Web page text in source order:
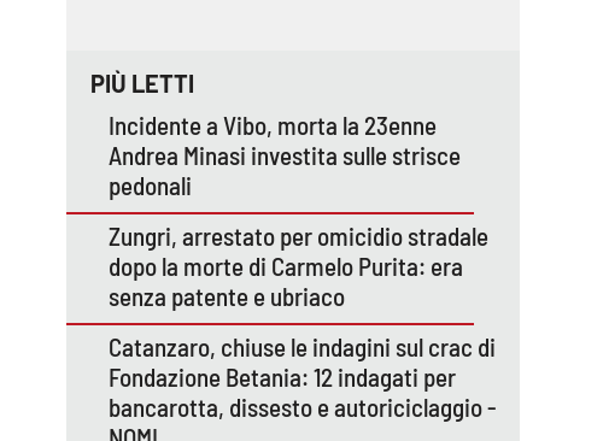
PIÙ LETTI
Incidente a Vibo, morta la 23enne
Andrea Minasi investita sulle strisce
pedonali
Zungri, arrestato per omicidio stradale
dopo la morte di Carmelo Purita: era
senza patente e ubriaco
Catanzaro, chiuse le indagini sul crac di
Fondazione Betania: 12 indagati per
bancarotta, dissesto e autoriciclaggio -